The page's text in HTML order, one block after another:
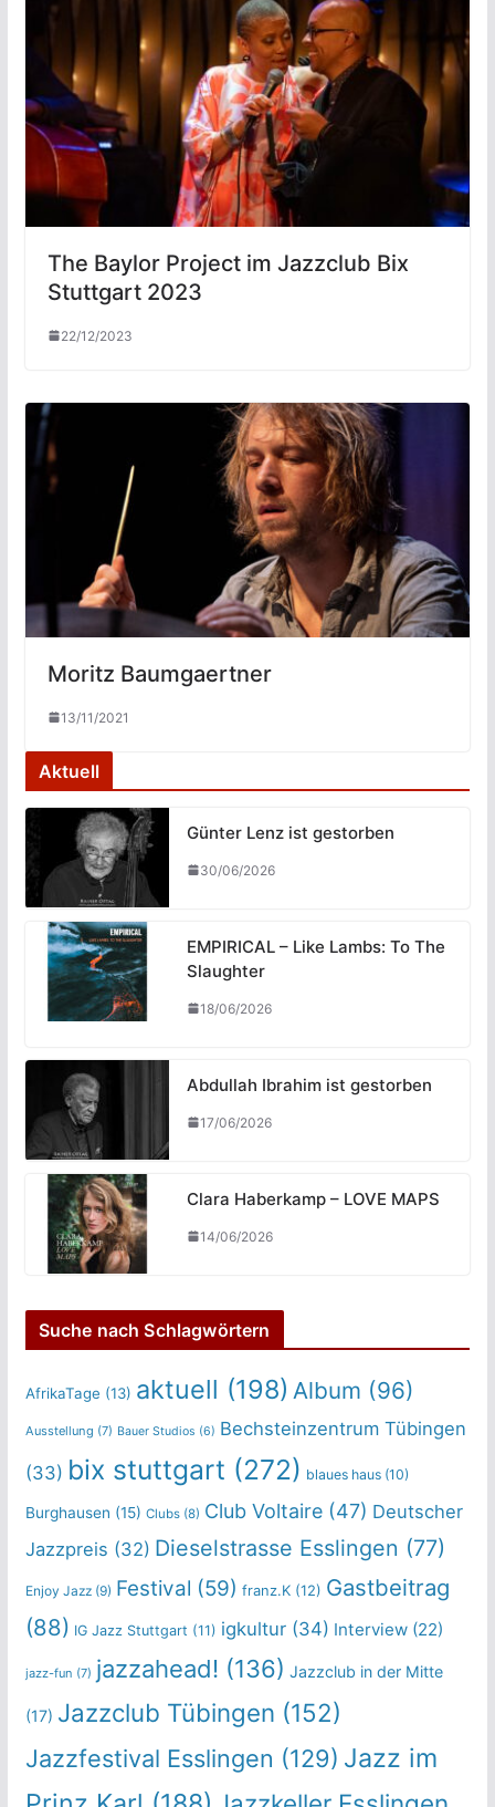
The Baylor Project im Jazzclub Bix
Stuttgart 2023
22/12/2023
Moritz Baumgaertner
13/11/2021
Aktuell
Günter Lenz ist gestorben
30/06/2026
EMPIRICAL – Like Lambs: To The
Slaughter
18/06/2026
Abdullah Ibrahim ist gestorben
17/06/2026
Clara Haberkamp – LOVE MAPS
14/06/2026
Suche nach Schlagwörtern
AfrikaTage (13) aktuell (198) Album (96)
Ausstellung (7) Bauer Studios (6) Bechsteinzentrum Tübingen
(33) bix stuttgart (272) blaues haus(10)
Burghausen (15) Clubs(8) Club Voltaire(47) Deutscher
Jazzpreis (32) Dieselstrasse Esslingen (77)
Enjoy Jazz(9) Festival (59) franz.K(12) Gastbeitrag
(88) IG Jazz Stuttgart (11) igkultur(34) Interview(22)
jazz-fun (7) jazzahead! (136) Jazzclub in der Mitte
(17) Jazzclub Tübingen (152)
Jazzfestival Esslingen (129) Jazz im